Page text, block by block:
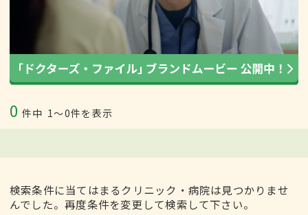
0 件中 1〜0件を表示
検索条件に当てはまるクリニック・病院は見つかりませ
んでした。再度条件を変更して検索して下さい。